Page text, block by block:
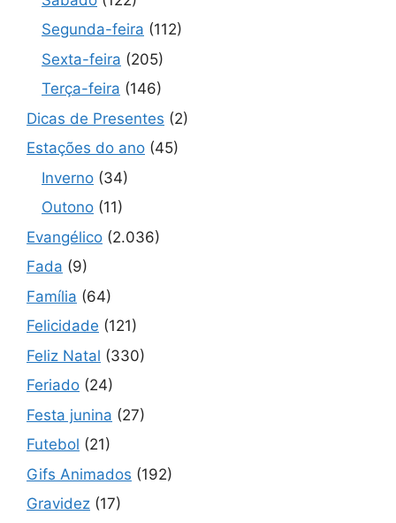
Segunda-feira (112)
Sexta-feira (205)
Terça-feira (146)
Dicas de Presentes (2)
Estações do ano (45)
Inverno (34)
Outono (11)
Evangélico (2.036)
Fada (9)
Família (64)
Felicidade (121)
Feliz Natal (330)
Feriado (24)
Festa junina (27)
Futebol (21)
Gifs Animados (192)
Gravidez (17)